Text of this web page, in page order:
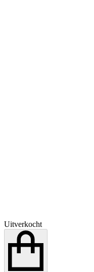
Uitverkocht